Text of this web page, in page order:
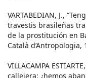
VARTABEDIAN, J.,
travestis brasileñas
de la prostitución en
Català d’Antropologia,
VILLACAMPA
callejera: ¿hemos